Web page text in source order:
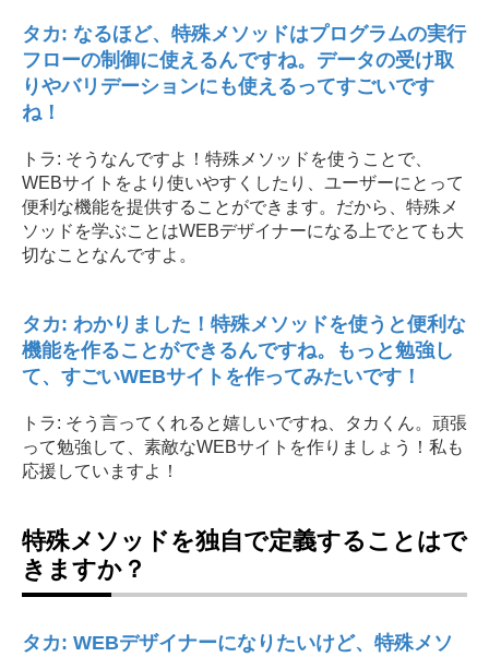
タカ: なるほど、特殊メソッドはプログラムの実行
フローの制御に使えるんですね。データの受け取
りやバリデーションにも使えるってすごいです
ね！
トラ: そうなんですよ！特殊メソッドを使うことで、
WEBサイトをより使いやすくしたり、ユーザーにとって
便利な機能を提供することができます。だから、特殊メ
ソッドを学ぶことはWEBデザイナーになる上でとても大
切なことなんですよ。
タカ: わかりました！特殊メソッドを使うと便利な
機能を作ることができるんですね。もっと勉強し
て、すごいWEBサイトを作ってみたいです！
トラ: そう言ってくれると嬉しいですね、タカくん。頑張
って勉強して、素敵なWEBサイトを作りましょう！私も
応援していますよ！
特殊メソッドを独自で定義することはで
きますか？
タカ: WEBデザイナーになりたいけど、特殊メソ